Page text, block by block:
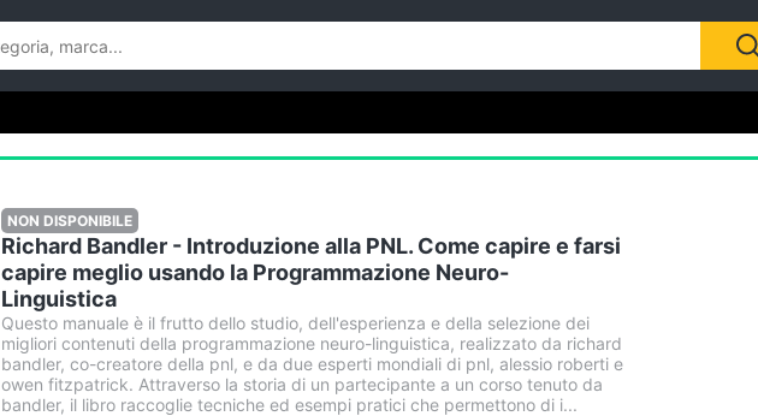
NON DISPONIBILE
Richard Bandler - Introduzione alla PNL. Come capire e farsi
capire meglio usando la Programmazione Neuro-
Linguistica
Questo manuale è il frutto dello studio, dell'esperienza e della selezione dei
migliori contenuti della programmazione neuro-linguistica, realizzato da richard
bandler, co-creatore della pnl, e da due esperti mondiali di pnl, alessio roberti e
owen fitzpatrick. Attraverso la storia di un partecipante a un corso tenuto da
bandler, il libro raccoglie tecniche ed esempi pratici che permettono di i...